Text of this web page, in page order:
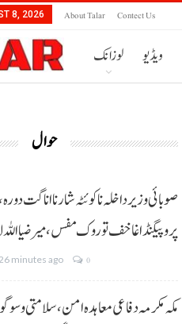
8, 2026 About Talar Contect Us
لوزانک ویڈیو
حوال
صوبائی وزیر داخلہ نا کوئٹہ شار نا اناگت
پروپیگنڈا غا خف توروک مفس، میر ضیا اللہ
26 minutes ago 0
مکہ مکرمہ دفاعی معاہدہ امن، سلامتی و